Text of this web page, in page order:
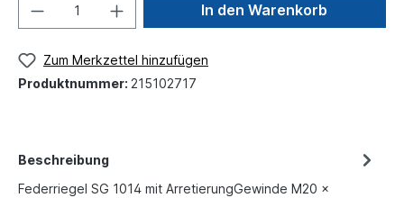
In den Warenkorb
Zum Merkzettel hinzufügen
Produktnummer: 215102717
Beschreibung
Federriegel SG 1014 mit ArretierungGewinde M20 ×